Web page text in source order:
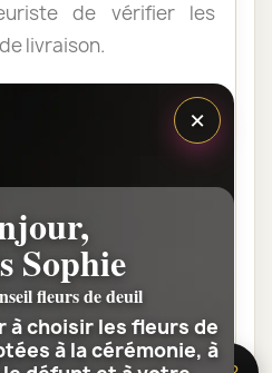
de vérifier les
livraison.
elles être livrées
?
de condoléances
avant ou après
simplement que
les fleurs.
×
Sophie
fleurs de deuil
à choisir les fleurs de
à la cérémonie, à